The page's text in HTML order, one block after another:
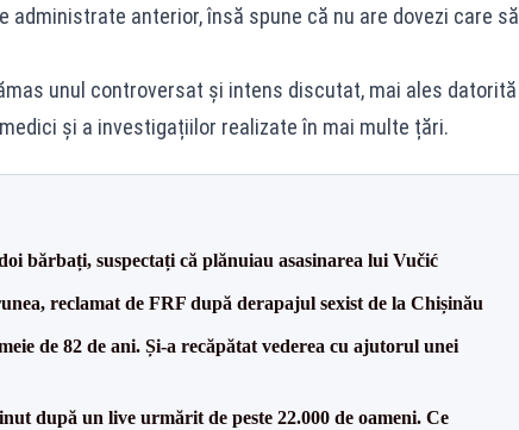
anterior, însă spune că nu are dovezi care să
unul controversat și intens discutat, mai ales datorită
și a investigațiilor realizate în mai multe țări.
bărbați, suspectați că plănuiau asasinarea lui Vučić
reclamat de FRF după derapajul sexist de la Chișinău
de 82 de ani. Și-a recăpătat vederea cu ajutorul unei
după un live urmărit de peste 22.000 de oameni. Ce